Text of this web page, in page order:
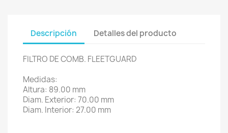
Descripción Detalles del producto
FILTRO DE COMB. FLEETGUARD
Medidas:
Altura: 89.00 mm
Diam. Exterior: 70.00 mm
Diam. Interior: 27.00 mm